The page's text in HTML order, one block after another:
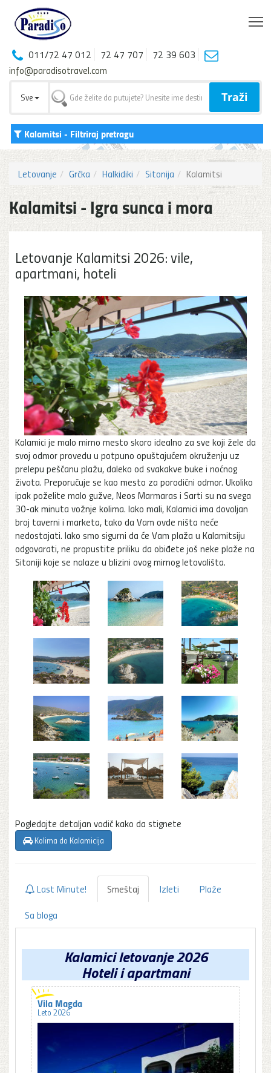
011/72 47 012 72 47 707
72 39 603
info@paradisotravel.com
Sve Traži
Kalamitsi - Filtriraj pretragu
Letovanje Grčka Halkidiki Sitonija Kalamitsi
Kalamitsi - Igra sunca i mora
Letovanje Kalamitsi 2026: vile,
apartmani, hoteli
Kalamici je malo mirno mesto skoro idealno za sve koji žele da
svoj odmor provedu u potpuno opuštajućem okruženju uz
prelepu peščanu plažu, daleko od svakakve buke i noćnog
života. Preporučuje se kao mesto za porodični odmor. Ukoliko
ipak poželite malo gužve, Neos Marmaras i Sarti su na svega
30-ak minuta vožnje kolima. Iako mali, Kalamici ima dovoljan
broj taverni i marketa, tako da Vam ovde ništa neće
nedostajati. Iako smo sigurni da će Vam plaža u Kalamitsiju
odgovarati, ne propustite priliku da obiđete još neke plaže na
Sitoniji koje se nalaze u blizini ovog mirnog letovališta.
Pogledajte detaljan vodič kako da stignete
Kolima do Kalamicija
Last Minute! Smeštaj Izleti
Plaže
Sa bloga
Kalamici letovanje 2026
Hoteli i apartmani
Vila Magda
Leto 2026